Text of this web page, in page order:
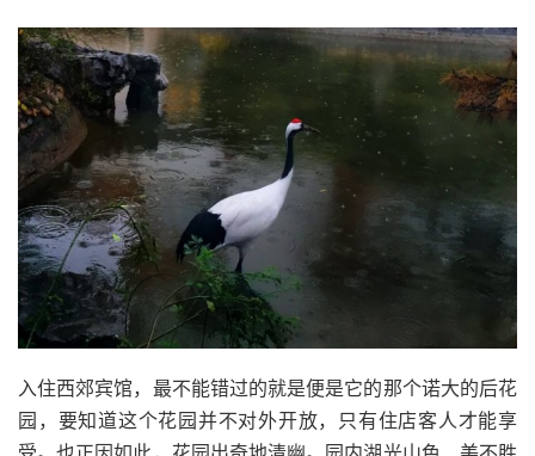
入住西郊宾馆，最不能错过的就是便是它的那个诺大的后花
园，要知道这个花园并不对外开放，只有住店客人才能享